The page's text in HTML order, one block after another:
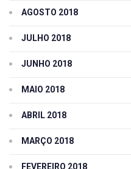
AGOSTO 2018
JULHO 2018
JUNHO 2018
MAIO 2018
ABRIL 2018
MARÇO 2018
FEVEREIRO 2018